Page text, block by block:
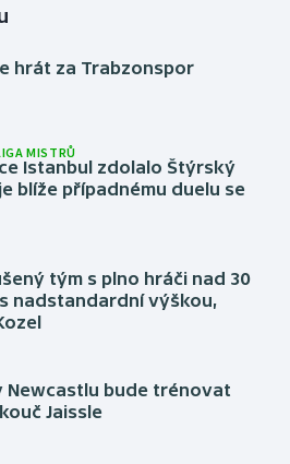
hrát za Trabzonspor
MISTRŮ
Istanbul zdolalo Štýrský
blíže případnému duelu se
tým s plno hráči nad 30
nadstandardní výškou,
Newcastlu bude trénovat
Jaissle